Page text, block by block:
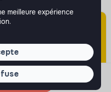
été publiée il y a
2026) et est sans
à jour.
meilleure expérience